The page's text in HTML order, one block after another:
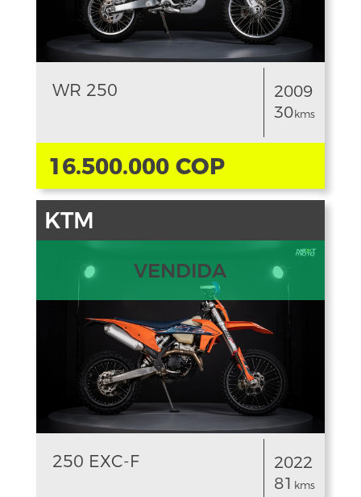
WR 250
2009
30kms
16.500.000 COP
KTM
VENDIDA
250 EXC-F
2022
81 kms